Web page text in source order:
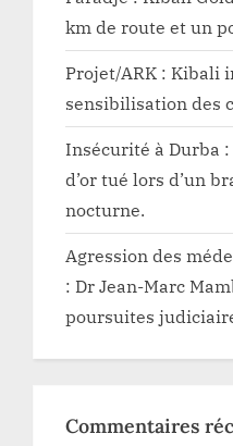
km de route et un
Projet/ARK : Kibali
sensibilisation des
Insécurité à Durba
d’or tué lors d’un
nocturne.
Agression des
: Dr Jean-Marc
poursuites
Commentaires